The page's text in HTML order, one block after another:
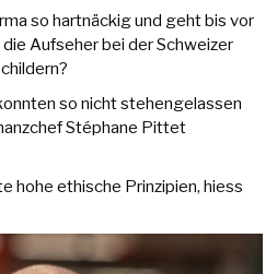
so hartnäckig und geht bis vor
Aufseher bei der Schweizer
so nicht stehengelassen
Stéphane Pittet
hohe ethische Prinzipien, hiess